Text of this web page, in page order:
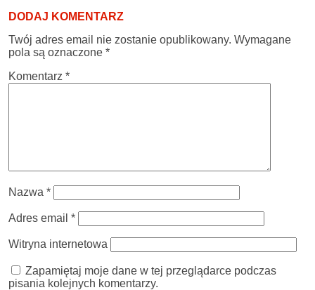
DODAJ KOMENTARZ
Twój adres email nie zostanie opublikowany. Wymagane
pola są oznaczone *
Komentarz *
Nazwa *
Adres email *
Witryna internetowa
Zapamiętaj moje dane w tej przeglądarce podczas
pisania kolejnych komentarzy.